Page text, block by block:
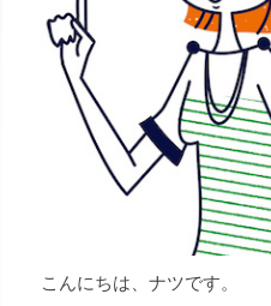
こんにちは、ナツです。